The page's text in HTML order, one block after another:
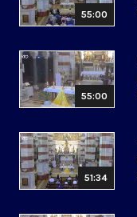
55:00
55:00
51:34